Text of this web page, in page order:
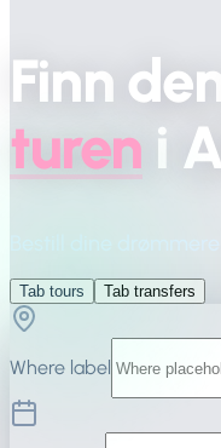
Finn
turen i
Tab tours Tab transfers
Where label